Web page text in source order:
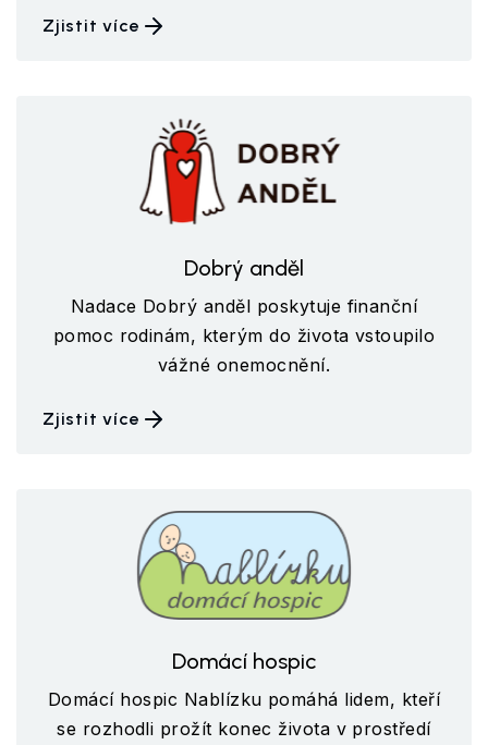
Zjistit více
Dobrý anděl
Nadace Dobrý anděl poskytuje finanční
pomoc rodinám, kterým do života vstoupilo
vážné onemocnění.
Zjistit více
Domácí hospic
Domácí hospic Nablízku pomáhá lidem, kteří
se rozhodli prožít konec života v prostředí